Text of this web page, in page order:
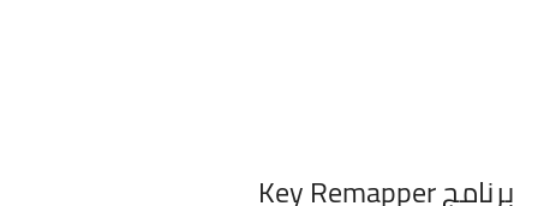
برنامج Key Remapper